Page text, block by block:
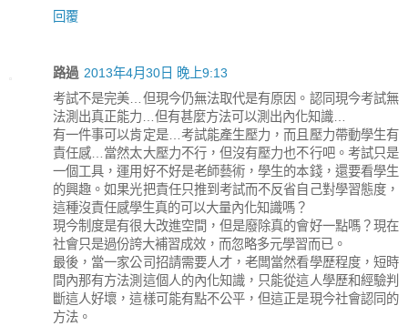
回覆
路過 2013年4月30日 晚上9:13
考試不是完美…但現今仍無法取代是有原因。認同現今考試無
法測出真正能力…但有甚麼方法可以測出內化知識…
有一件事可以肯定是…考試能產生壓力，而且壓力帶動學生有
責任感…當然太大壓力不行，但沒有壓力也不行吧。考試只是
一個工具，運用好不好是老師藝術，學生的本錢，還要看學生
的興趣。如果光把責任只推到考試而不反省自己對學習態度，
這種沒責任感學生真的可以大量內化知識嗎？
現今制度是有很大改進空間，但是廢除真的會好一點嗎？現在
社會只是過份誇大補習成效，而忽略多元學習而已。
最後，當一家公司招請需要人才，老闆當然看學歷程度，短時
間內那有方法測這個人的內化知識，只能從這人學歷和經驗判
斷這人好壞，這樣可能有點不公平，但這正是現今社會認同的
方法。